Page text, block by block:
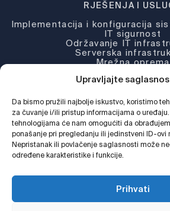
Upravljajte
Da bismo pružili najbolje iskustvo, koristimo
za čuvanje i/ili pristup informacijama o
tehnologijama će nam omogućiti da
ponašanje pri pregledanju ili jedinstveni ID-ovi
Nepristanak ili povlačenje saglasnosti može
određene karakteristike i funkcije.
Prihvati
RJEŠENJA I
Implementacija i konfiguracija
IT sigurnost
Održavanje IT
Serverska
Mrežna oprema
KOMPANIJA
O nama
Novosti
Djelatnosti
Podrška
Web Shop
Pratite nas !